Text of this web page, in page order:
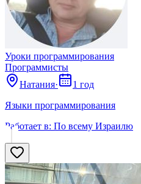
Уроки программирования
Программисты
Натания·
1 год
Языки программирования
Работает в: По всему Израилю